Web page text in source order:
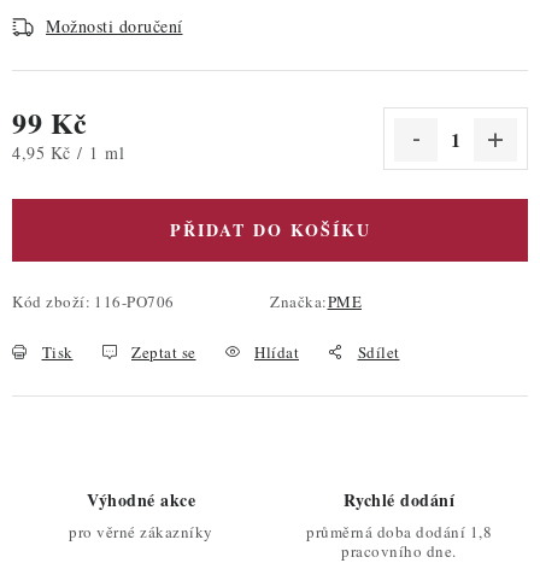
Možnosti doručení
99 Kč
Měrná cena:
4,95 Kč / 1 ml
PŘIDAT DO KOŠÍKU
Kód zboží: 116-PO706 Značka:PME
Tisk Zeptat se Hlídat Sdílet
Výhodné akce
pro věrné zákazníky
Rychlé dodání
průměrná doba dodání 1,8
pracovního dne.